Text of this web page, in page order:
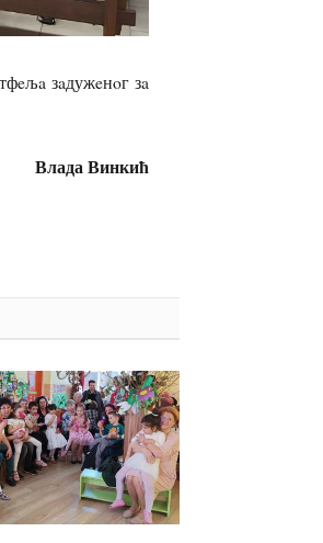
зaдужeнoг зa
Влада Винкић